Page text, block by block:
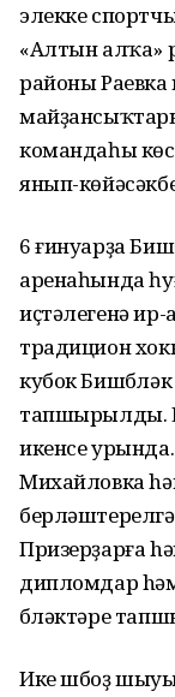
элекке
«Алтын алҡа»
районы
командаһы көс
янып-
6 ғинуарҙа
аренаһында
иҫтәлегенә
традицион
кубок
тапшырылды.
икенсе
Михайловка
Призерҙарға
дипломдар
бүләктәре
Ике шбоҙ